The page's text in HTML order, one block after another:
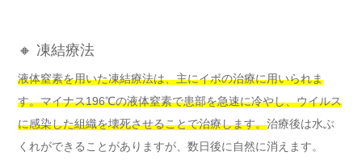
🔸 凍結療法
液体窒素を用いた凍結療法は、主にイボの治療に用いられま
す。マイナス196℃の液体窒素で患部を急速に冷やし、ウイルス
に感染した組織を壊死させることで治療します。治療後は水ぶ
くれができることがありますが、数日後に自然に消えます。